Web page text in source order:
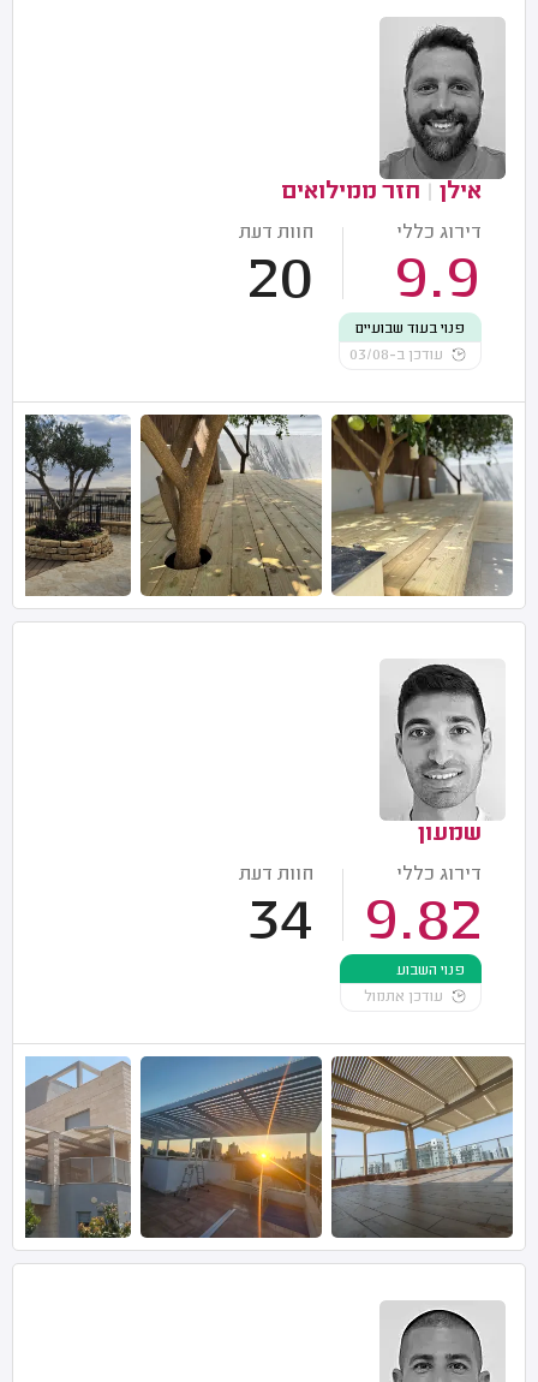
אילן חזר ממילואים
דירוג כללי
9.9
חוות דעת
20
פנוי בעוד שבועיים
עודכן ב-03/08
שמעון
דירוג כללי
9.82
חוות דעת
34
פנוי השבוע
עודכן אתמול